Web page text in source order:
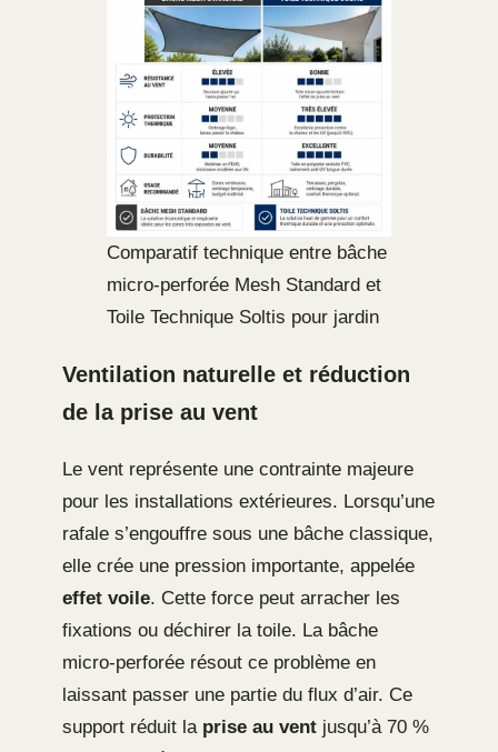
Comparatif technique entre bâche
micro-perforée Mesh Standard et
Toile Technique Soltis pour jardin
Ventilation naturelle et réduction
de la prise au vent
Le vent représente une contrainte majeure
pour les installations extérieures. Lorsqu’une
rafale s’engouffre sous une bâche classique,
elle crée une pression importante, appelée
effet voile. Cette force peut arracher les
fixations ou déchirer la toile. La bâche
micro-perforée résout ce problème en
laissant passer une partie du flux d’air. Ce
support réduit la prise au vent jusqu’à 70 %